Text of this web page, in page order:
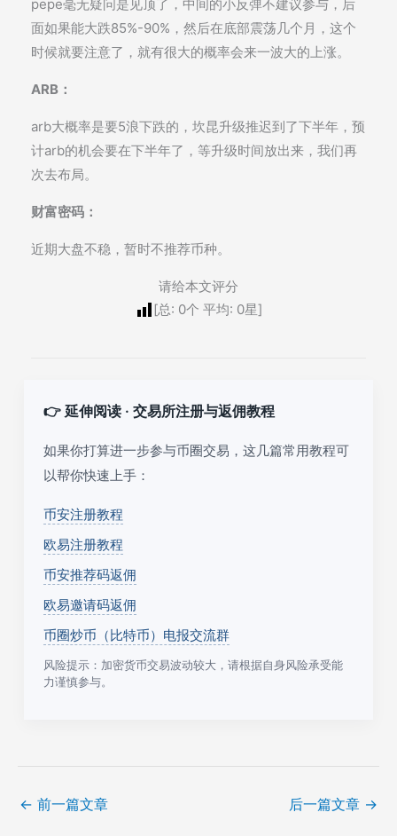
pepe毫无疑问是见顶了，中间的小反弹不建议参与，后
面如果能大跌85%-90%，然后在底部震荡几个月，这个
时候就要注意了，就有很大的概率会来一波大的上涨。
ARB：
arb大概率是要5浪下跌的，坎昆升级推迟到了下半年，预
计arb的机会要在下半年了，等升级时间放出来，我们再
次去布局。
财富密码：
近期大盘不稳，暂时不推荐币种。
请给本文评分
[总: 0个 平均: 0星]
👉 延伸阅读 · 交易所注册与返佣教程
如果你打算进一步参与币圈交易，这几篇常用教程可
以帮你快速上手：
币安注册教程
欧易注册教程
币安推荐码返佣
欧易邀请码返佣
币圈炒币（比特币）电报交流群
风险提示：加密货币交易波动较大，请根据自身风险承受能
力谨慎参与。
← 前一篇文章 后一篇文章 →